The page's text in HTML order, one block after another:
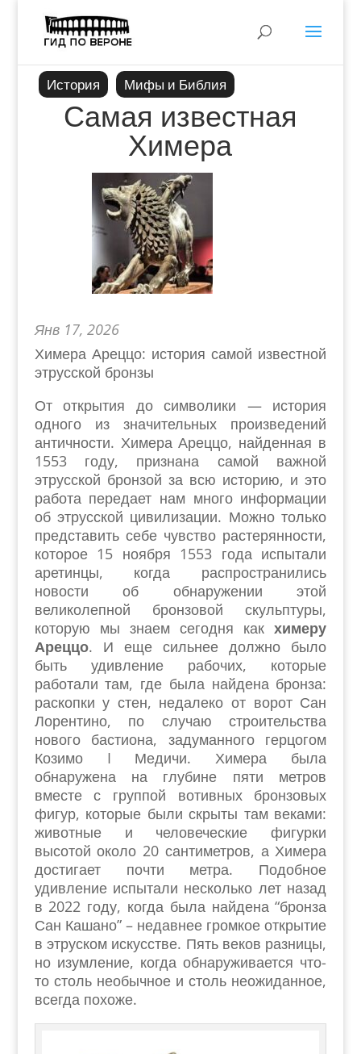
История Мифы и Библия
Самая известная
Химера
Янв 17, 2026
Химера Ареццо: история самой известной
этрусской бронзы
От открытия до символики — история
одного из значительных произведений
античности. Химера Ареццо, найденная в
1553 году, признана самой важной
этрусской бронзой за всю историю, и это
работа передает нам много информации
об этрусской цивилизации. Можно только
представить себе чувство растерянности,
которое 15 ноября 1553 года испытали
аретинцы, когда распространились
новости об обнаружении этой
великолепной бронзовой скульптуры,
которую мы знаем сегодня как химеру
Ареццо. И еще сильнее должно было
быть удивление рабочих, которые
работали там, где была найдена бронза:
раскопки у стен, недалеко от ворот Сан
Лорентино, по случаю строительства
нового бастиона, задуманного герцогом
Козимо I Медичи. Химера была
обнаружена на глубине пяти метров
вместе с группой вотивных бронзовых
фигур, которые были скрыты там веками:
животные и человеческие фигурки
высотой около 20 сантиметров, а Химера
достигает почти метра. Подобное
удивление испытали несколько лет назад
в 2022 году, когда была найдена “бронза
Сан Кашано” – недавнее громкое открытие
в этруском искусстве. Пять веков разницы,
но изумление, когда обнаруживается что-
то столь необычное и столь неожиданное,
всегда похоже.